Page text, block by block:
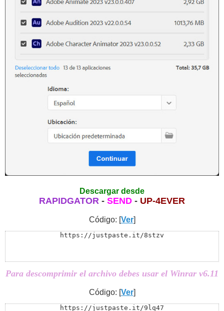
Descargar desde
RAPIDGATOR - SEND - UP-4EVER
Código: [Ver]
https://justpaste.it/8stzv
Para descomprimir el archivo debes usar el Winrar v6.11
Código: [Ver]
https://justpaste.it/9lq47